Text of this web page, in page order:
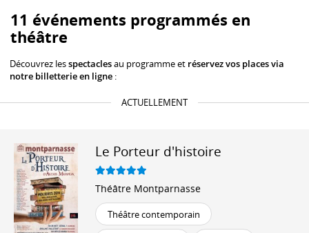
11 événements programmés en
théâtre
Découvrez lesspectaclesau programme et réservez vos places via
notre billetterie en ligne :
ACTUELLEMENT
Le Porteur d'histoire
Théâtre Montparnasse
Théâtre contemporain